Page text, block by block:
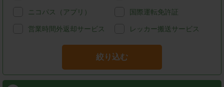
ニコパス（アプリ） 国際運転免許証
営業時間外返却サービス レッカー搬送サービス
絞り込む